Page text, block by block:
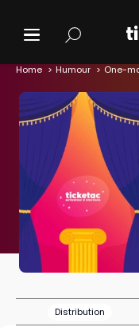
Home Humour One-
Distribution